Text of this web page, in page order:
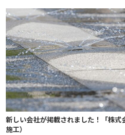
新しい会社が掲載されました！「株
施工）